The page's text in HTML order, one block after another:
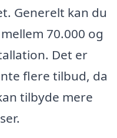
Generelt kan du
70.000 og
Det er
flere tilbud, da
tilbyde mere